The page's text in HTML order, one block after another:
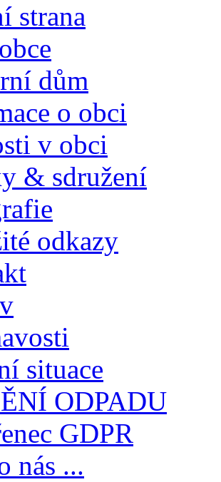
strana
dům
o obci
v obci
& sdružení
odkazy
situace
ODPADU
GDPR
nás ...